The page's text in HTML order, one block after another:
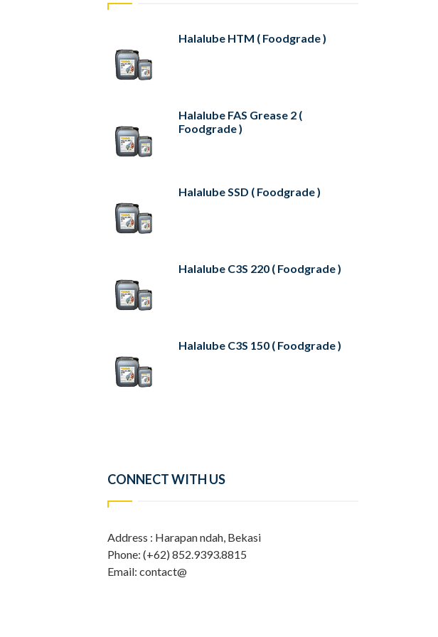
Halalube HTM ( Foodgrade )
Halalube FAS Grease 2 (
Foodgrade )
Halalube SSD ( Foodgrade )
Halalube C3S 220 ( Foodgrade )
Halalube C3S 150 ( Foodgrade )
CONNECT WITH US
Address : Harapan ndah, Bekasi
Phone: (+62) 852.9393.8815
Email: contact@